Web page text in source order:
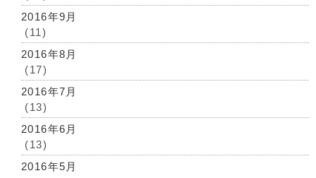
2016年9月
(11)
2016年8月
(17)
2016年7月
(13)
2016年6月
(13)
2016年5月